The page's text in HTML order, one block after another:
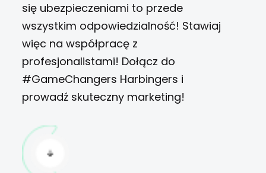
się ubezpieczeniami to przede
wszystkim odpowiedzialność! Stawiaj
więc na współpracę z
profesjonalistami! Dołącz do
#GameChangers Harbingers i
prowadź skuteczny marketing!